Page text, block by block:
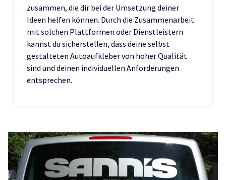
zusammen, die dir bei der Umsetzung deiner
Ideen helfen können. Durch die Zusammenarbeit
mit solchen Plattformen oder Dienstleistern
kannst du sicherstellen, dass deine selbst
gestalteten Autoaufkleber von hoher Qualität
sind und deinen individuellen Anforderungen
entsprechen.